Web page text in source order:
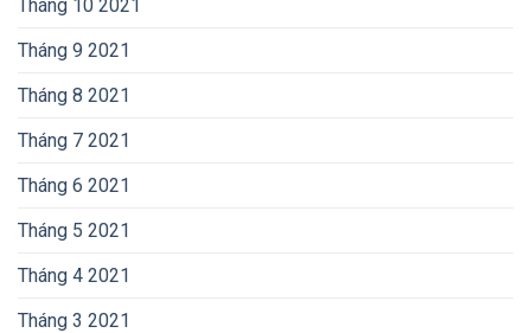
Tháng 10 2021
Tháng 9 2021
Tháng 8 2021
Tháng 7 2021
Tháng 6 2021
Tháng 5 2021
Tháng 4 2021
Tháng 3 2021